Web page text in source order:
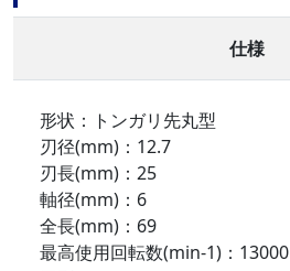
仕様
形状：トンガリ先丸型
刃径(mm)：12.7
刃長(mm)：25
軸径(mm)：6
全長(mm)：69
最高使用回転数(min-1)：13000